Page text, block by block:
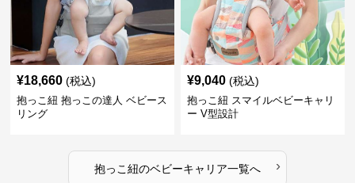
¥18,660 (税込)
抱っこ紐 抱っこの達人 ベビース
リング
¥9,040 (税込)
抱っこ紐 スマイルベビーキャリ
ー V型設計
抱っこ紐のベビーキャリア一覧へ ›